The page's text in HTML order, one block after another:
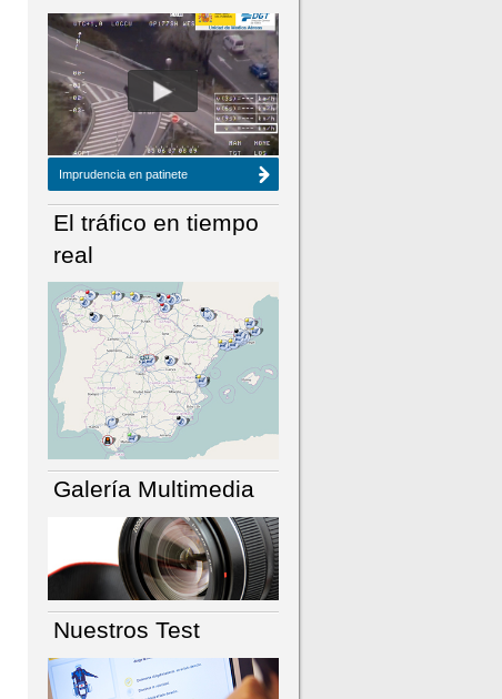
NÚMERO ACTUAL HEMEROTECA
Imprudencia en patinete
El tráfico en tiempo
real
Galería Multimedia
Nuestros Test